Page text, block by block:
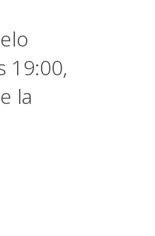
19:00,
la